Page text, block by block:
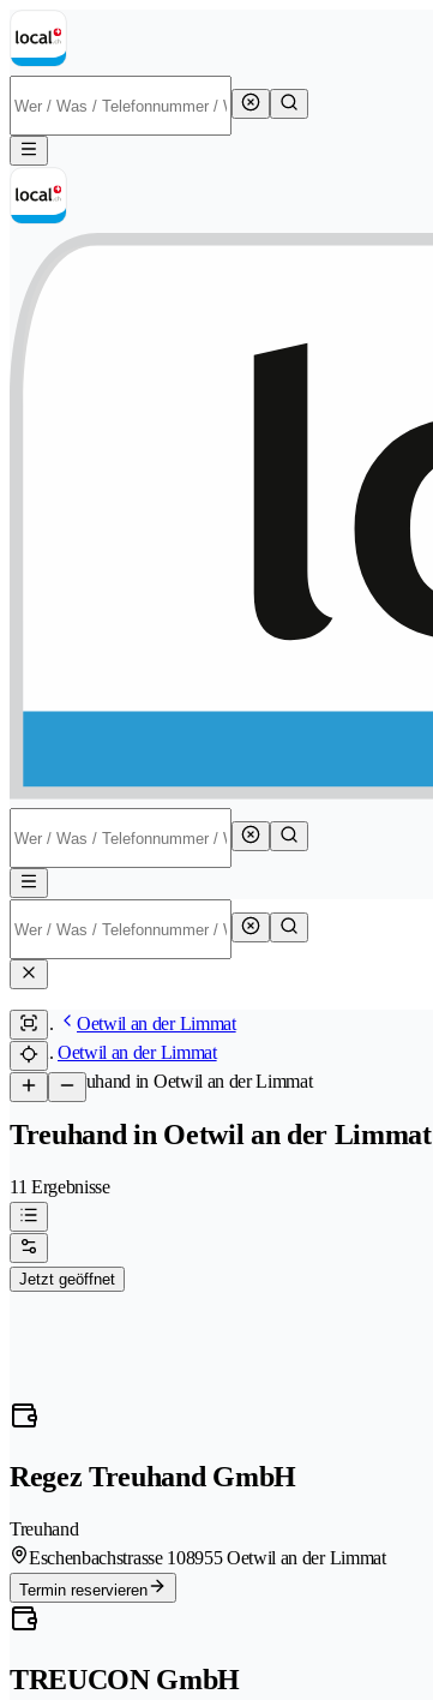
Oetwil an der Limmat
Oetwil an der Limmat
/Treuhand in Oetwil an der Limmat
Treuhand in Oetwil an der Limmat
11 Ergebnisse
Jetzt geöffnet
Regez Treuhand GmbH
Treuhand
Eschenbachstrasse 108955 Oetwil an der Limmat
Termin reservieren
TREUCON GmbH